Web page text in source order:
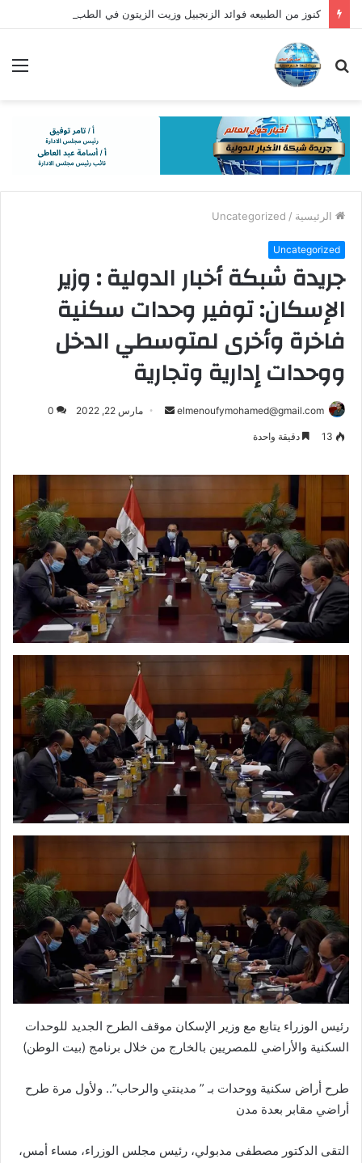
بحث
الرئيسية /
Uncategorized
Uncategorized
جريدة شبكة أخبار الدولية : وزير
الإسكان: توفير وحدات سكنية
فاخرة وأخرى لمتوسطي الدخل
ووحدات إدارية وتجارية
elmenoufymohamed@gmail.com
أرسل مارس 22, 2022 0
13 دقيقة واحدة
رئيس الوزراء يتابع مع وزير الإسكان موقف الطرح الجديد للوحدات
السكنية والأراضي للمصريين بالخارج من خلال برنامج (بيت الوطن)
طرح أراض سكنية ووحدات بـ ” مدينتي والرحاب”.. ولأول مرة طرح
أراضي مقابر بعدة مدن
التقى الدكتور مصطفى مدبولي، رئيس مجلس الوزراء، مساء أمس،